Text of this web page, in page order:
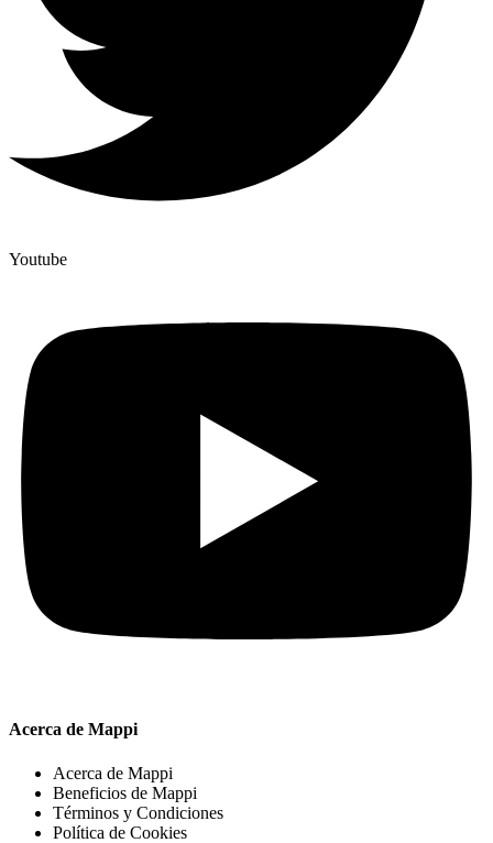
Youtube
Acerca de Mappi
Acerca de Mappi
Beneficios de Mappi
Términos y Condiciones
Política de Cookies